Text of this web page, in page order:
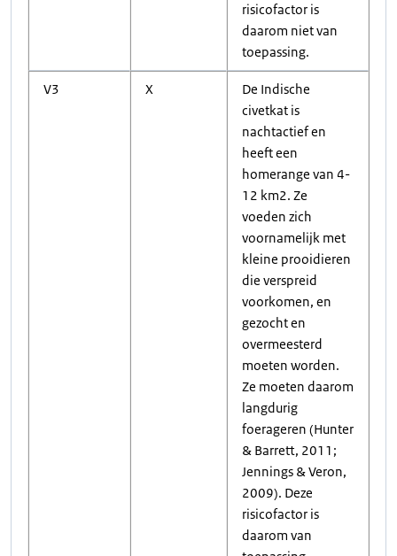
risicofactor is
daarom niet van
toepassing.
V3 X
De Indische
civetkat is
nachtactief en
heeft een
homerange van 4-
12 km2. Ze
voeden zich
voornamelijk met
kleine prooidieren
die verspreid
voorkomen, en
gezocht en
overmeesterd
moeten worden.
Ze moeten daarom
langdurig
foerageren (Hunter
& Barrett, 2011;
Jennings & Veron,
2009). Deze
risicofactor is
daarom van